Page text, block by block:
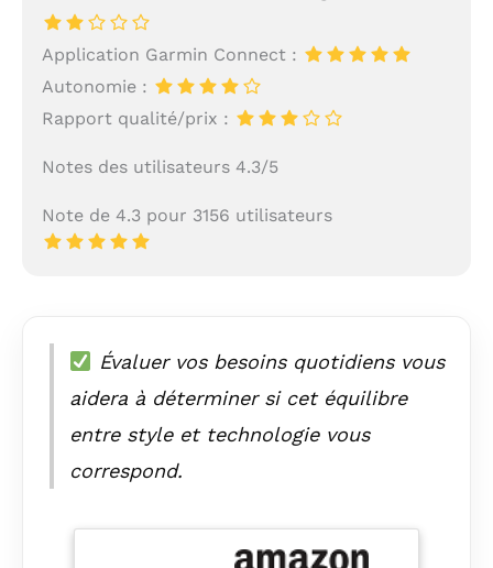
Application Garmin Connect :
Autonomie :
Rapport qualité/prix :
Notes des utilisateurs 4.3/5
Note de 4.3 pour 3156 utilisateurs
Évaluer vos besoins quotidiens vous
aidera à déterminer si cet équilibre
entre style et technologie vous
correspond.